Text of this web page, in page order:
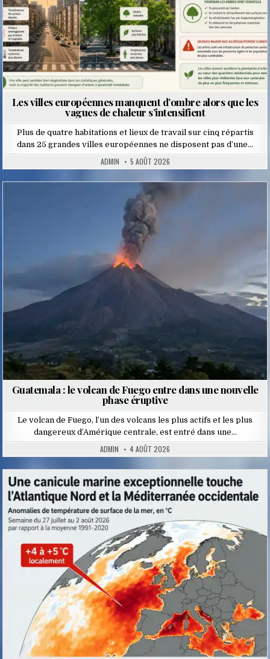
Les villes européennes manquent d’ombre alors que les
vagues de chaleur s’intensifient
Plus de quatre habitations et lieux de travail sur cinq répartis
dans 25 grandes villes européennes ne disposent pas d’une…
ADMIN 5 AOÛT 2026
Posted
Guatemala : le volcan de Fuego entre dans une nouvelle
phase éruptive
Le volcan de Fuego, l’un des volcans les plus actifs et les plus
dangereux d’Amérique centrale, est entré dans une…
ADMIN 4 AOÛT 2026
Posted
in